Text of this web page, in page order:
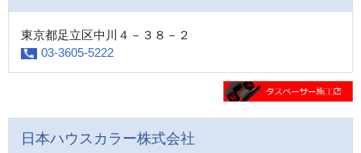
東京都足立区中川４－３８－２
03-3605-5222
日本ハウスカラー株式会社